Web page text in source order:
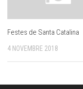
Festes de Santa Catalina
4 NOVEMBRE 2018